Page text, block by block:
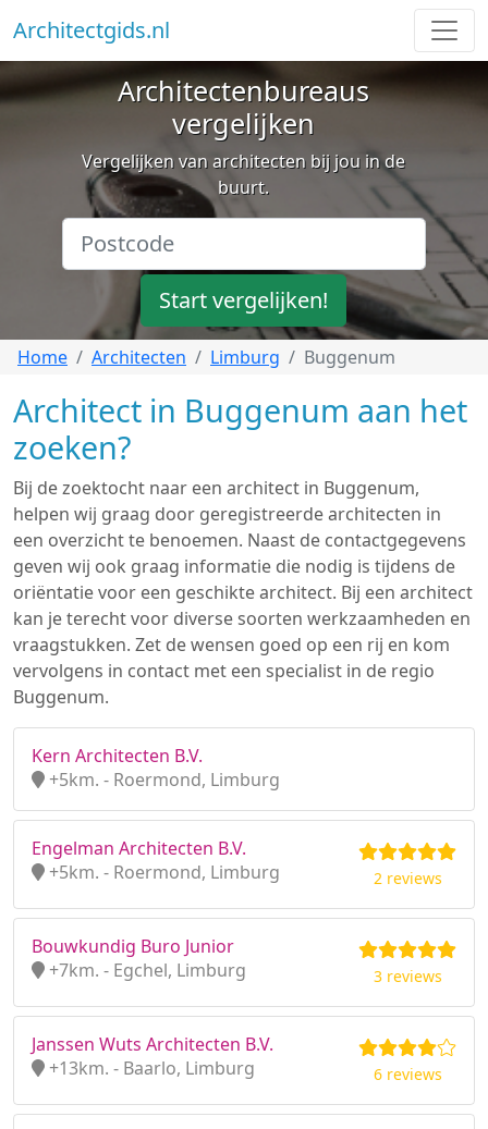
Architectgids.nl
Architectenbureaus
vergelijken
Vergelijken van architecten bij jou in de
buurt.
Start vergelijken!
Home Architecten Limburg Buggenum
Architect in Buggenum aan het
zoeken?
Bij de zoektocht naar een architect in Buggenum,
helpen wij graag door geregistreerde architecten in
een overzicht te benoemen. Naast de contactgegevens
geven wij ook graag informatie die nodig is tijdens de
oriëntatie voor een geschikte architect. Bij een architect
kan je terecht voor diverse soorten werkzaamheden en
vraagstukken. Zet de wensen goed op een rij en kom
vervolgens in contact met een specialist in de regio
Buggenum.
Kern Architecten B.V.
+5km. - Roermond, Limburg
Engelman Architecten B.V.
+5km. - Roermond, Limburg
2 reviews
Bouwkundig Buro Junior
+7km. - Egchel, Limburg
3 reviews
Janssen Wuts Architecten B.V.
+13km. - Baarlo, Limburg
6 reviews